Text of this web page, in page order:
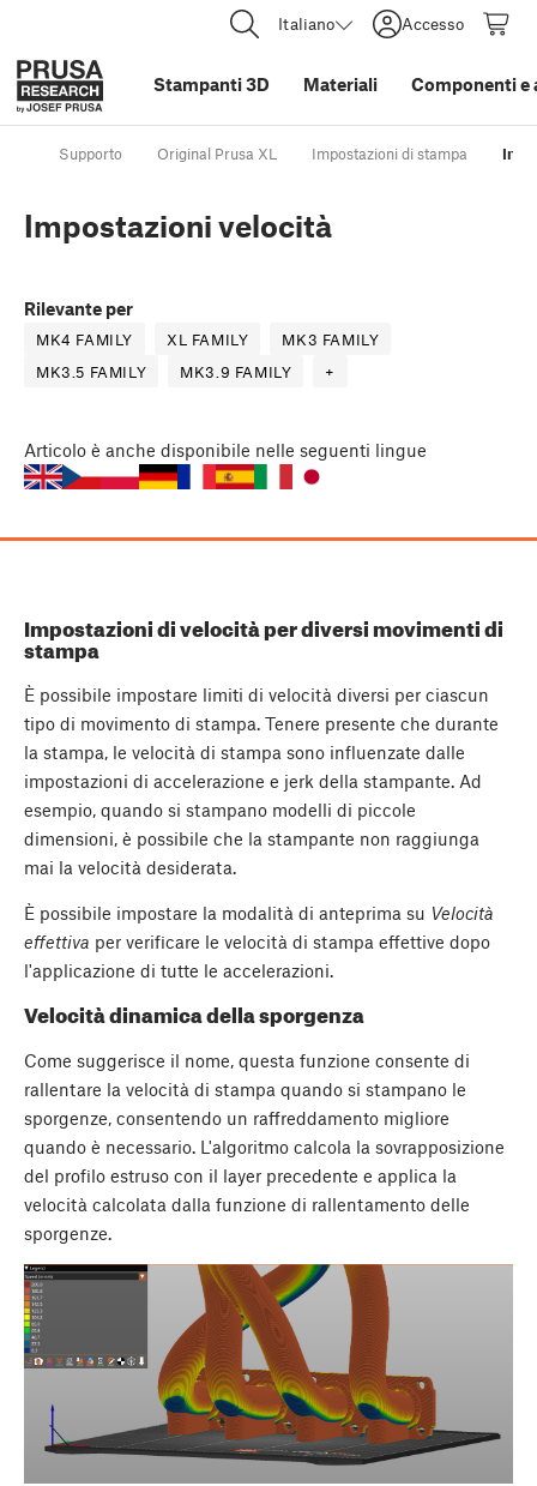
Italiano Accesso
Stampanti 3D Materiali Componenti e
Supporto Original Prusa XL Impostazioni di stampa
Impostazioni velocità
Rilevante per
MK4 FAMILY XL FAMILY
MK3 FAMILY
MK3.5 FAMILY
MK3.9 FAMILY +
Articolo è anche disponibile nelle seguenti lingue
Impostazioni di velocità per diversi movimenti di
stampa
È possibile impostare limiti di velocità diversi per ciascun
tipo di movimento di stampa. Tenere presente che durante
la stampa, le velocità di stampa sono influenzate dalle
impostazioni di accelerazione e jerk della stampante. Ad
esempio, quando si stampano modelli di piccole
dimensioni, è possibile che la stampante non raggiunga
mai la velocità desiderata.
È possibile impostare la modalità di anteprima su Velocità
effettiva per verificare le velocità di stampa effettive dopo
l'applicazione di tutte le accelerazioni.
Velocità dinamica della sporgenza
Come suggerisce il nome, questa funzione consente di
rallentare la velocità di stampa quando si stampano le
sporgenze, consentendo un raffreddamento migliore
quando è necessario. L'algoritmo calcola la sovrapposizione
del profilo estruso con il layer precedente e applica la
velocità calcolata dalla funzione di rallentamento delle
sporgenze.